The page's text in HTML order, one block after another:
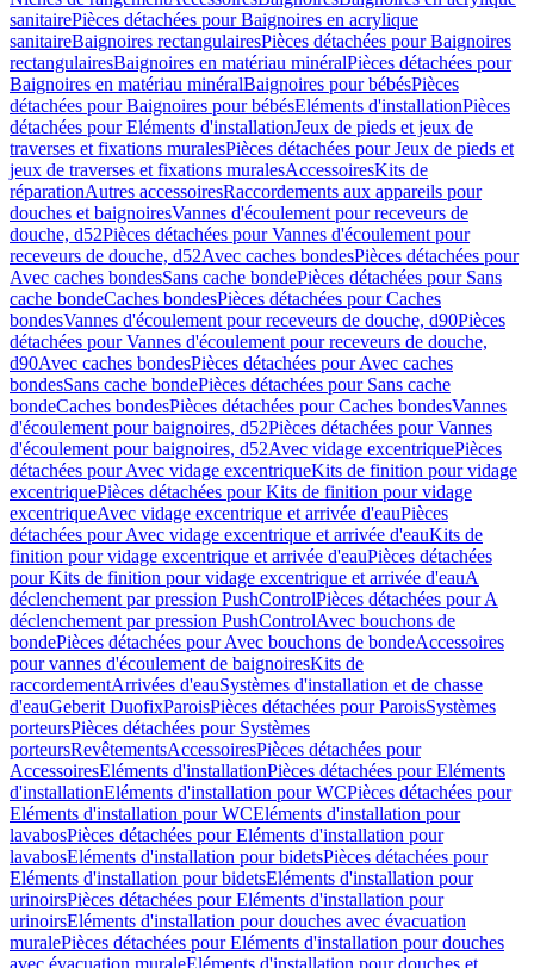
sanitairePièces détachées pour Baignoires en acrylique
sanitaireBaignoires rectangulairesPièces détachées pour Baignoires
rectangulairesBaignoires en matériau minéralPièces détachées pour
Baignoires en matériau minéralBaignoires pour bébésPièces
détachées pour Baignoires pour bébésEléments d'installationPièces
détachées pour Eléments d'installationJeux de pieds et jeux de
traverses et fixations muralesPièces détachées pour Jeux de pieds et
jeux de traverses et fixations muralesAccessoiresKits de
réparationAutres accessoiresRaccordements aux appareils pour
douches et baignoiresVannes d'écoulement pour receveurs de
douche, d52Pièces détachées pour Vannes d'écoulement pour
receveurs de douche, d52Avec caches bondesPièces détachées pour
Avec caches bondesSans cache bondePièces détachées pour Sans
cache bondeCaches bondesPièces détachées pour Caches
bondesVannes d'écoulement pour receveurs de douche, d90Pièces
détachées pour Vannes d'écoulement pour receveurs de douche,
d90Avec caches bondesPièces détachées pour Avec caches
bondesSans cache bondePièces détachées pour Sans cache
bondeCaches bondesPièces détachées pour Caches bondesVannes
d'écoulement pour baignoires, d52Pièces détachées pour Vannes
d'écoulement pour baignoires, d52Avec vidage excentriquePièces
détachées pour Avec vidage excentriqueKits de finition pour vidage
excentriquePièces détachées pour Kits de finition pour vidage
excentriqueAvec vidage excentrique et arrivée d'eauPièces
détachées pour Avec vidage excentrique et arrivée d'eauKits de
finition pour vidage excentrique et arrivée d'eauPièces détachées
pour Kits de finition pour vidage excentrique et arrivée d'eauA
déclenchement par pression PushControlPièces détachées pour A
déclenchement par pression PushControlAvec bouchons de
bondePièces détachées pour Avec bouchons de bondeAccessoires
pour vannes d'écoulement de baignoiresKits de
raccordementArrivées d'eauSystèmes d'installation et de chasse
d'eauGeberit DuofixParoisPièces détachées pour ParoisSystèmes
porteursPièces détachées pour Systèmes
porteursRevêtementsAccessoiresPièces détachées pour
AccessoiresEléments d'installationPièces détachées pour Eléments
d'installationEléments d'installation pour WCPièces détachées pour
Eléments d'installation pour WCEléments d'installation pour
lavabosPièces détachées pour Eléments d'installation pour
lavabosEléments d'installation pour bidetsPièces détachées pour
Eléments d'installation pour bidetsEléments d'installation pour
urinoirsPièces détachées pour Eléments d'installation pour
urinoirsEléments d'installation pour douches avec évacuation
muralePièces détachées pour Eléments d'installation pour douches
avec évacuation muraleEléments d'installation pour douches et